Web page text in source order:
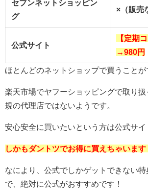
セブンネットショッピン
グ
×（販売
公式サイト
【定期
→980円
ほとんどのネットショップで買うことが
楽天市場でヤフーショッピングで取り
規の代理店ではないようです。
安心安全に買いたいという方は公式サイ
しかもダントツでお得に買えちゃいます
なにより、公式でしかゲットできない
で、絶対に公式がおすすめです！